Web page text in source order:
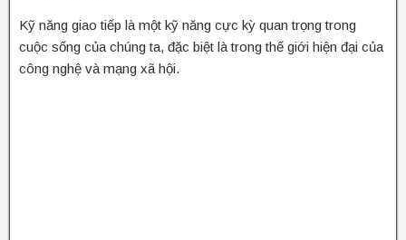
Kỹ năng giao tiếp là một kỹ năng cực kỳ quan trọng trong
cuộc sống của chúng ta, đặc biệt là trong thế giới hiện đại của
công nghệ và mạng xã hội.